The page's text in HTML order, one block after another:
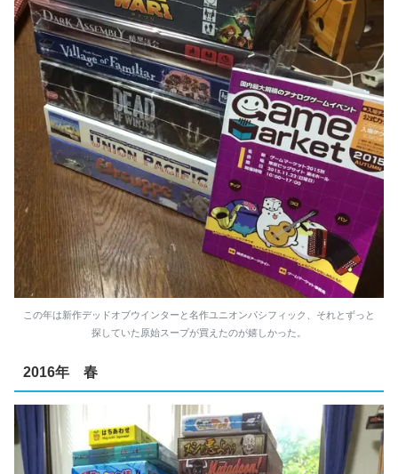
この年は新作デッドオブウインターと名作ユニオンパシフィック、それとずっと
探していた原始スープが買えたのが嬉しかった。
2016年 春